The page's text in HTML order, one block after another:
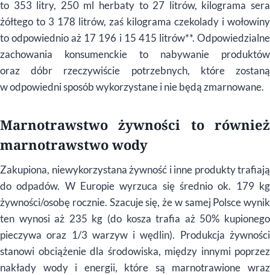
to 353 litry, 250 ml herbaty to 27 litrów, kilograma sera
żółtego to 3 178 litrów, zaś kilograma czekolady i wołowiny
to odpowiednio aż 17 196 i 15 415 litrów**. Odpowiedzialne
zachowania konsumenckie to nabywanie produktów
oraz dóbr rzeczywiście potrzebnych, które zostaną
w odpowiedni sposób wykorzystane i nie będą zmarnowane.
Marnotrawstwo żywności to również
marnotrawstwo wody
Zakupiona, niewykorzystana żywność i inne produkty trafiają
do odpadów. W Europie wyrzuca się średnio ok. 179 kg
żywności/osobę rocznie. Szacuje się, że w samej Polsce wynik
ten wynosi aż 235 kg (do kosza trafia aż 50% kupionego
pieczywa oraz 1/3 warzyw i wędlin). Produkcja żywności
stanowi obciążenie dla środowiska, między innymi poprzez
nakłady wody i energii, które są marnotrawione wraz